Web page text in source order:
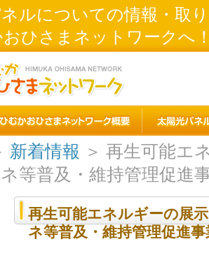
ルについての情報・取
ひさまネットワークへ
新着情報 ＞ 再生可能エ
等普及・維持管理促進
再生可能エネルギーの展
ネ等普及・維持管理促進事